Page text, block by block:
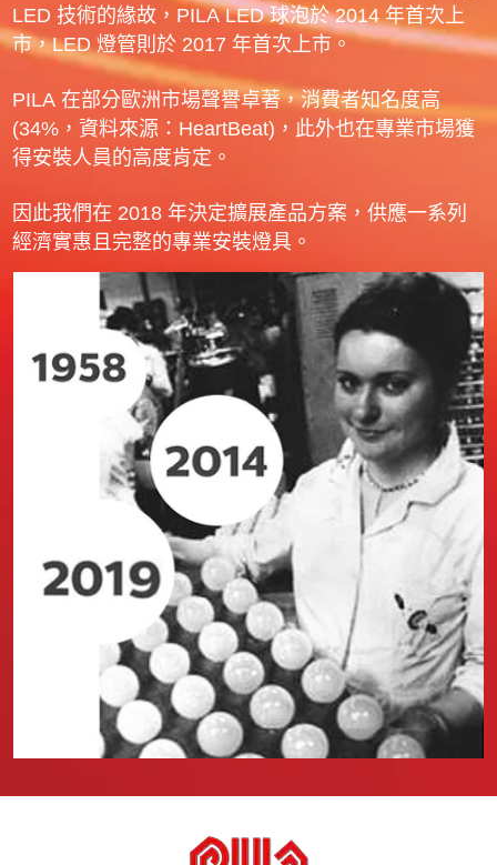
LED 技術的緣故，PILA LED 球泡於 2014 年首次上
市，LED 燈管則於 2017 年首次上市。
PILA 在部分歐洲市場聲譽卓著，消費者知名度高
(34%，資料來源：HeartBeat)，此外也在專業市場獲
得安裝人員的高度肯定。
因此我們在 2018 年決定擴展產品方案，供應一系列
經濟實惠且完整的專業安裝燈具。